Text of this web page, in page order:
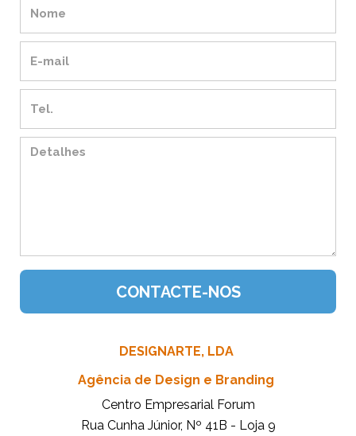
DESIGNARTE, LDA
Agência de Design e Branding
Centro Empresarial Forum
Rua Cunha Júnior, Nº 41B - Loja 9